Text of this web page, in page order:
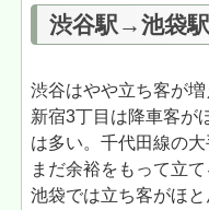
渋谷駅→池袋駅
渋谷はやや立ち客が増
新宿3丁目は降車客が
は多い。千代田線の
まだ余裕をもって立て
池袋では立ち客がほ